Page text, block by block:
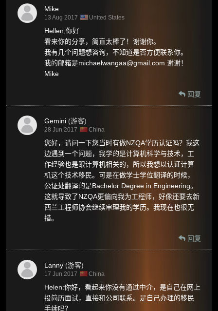
Mike
13 Aug 2017 United States
Hellen,你好
看来你的分享，简直太棒了！谢谢你。
我有几个问题想咨询，不知道是否方便联系你。
我的邮箱是michaelwangaa@gmail.com.谢谢！
Mike
回复
Gemini (游客)
28 Jun 2017 China
您好，请问一下您当时有做NZQA学历认证吗？我这
边遇到一个问题，我学的是计算机科学与技术，工
作经验也是跟计算机相关的，所以我想以认证计算
机这个技术移民。可是在做学士学位翻译的时候，
公证处翻译的是Bachelor Degree in Engineering。
这就导致了NZQA更偏向我为工程师，好像还要去新
西兰工程师协会继续审理我的学历。我现在也很无
措。
回复
Lanny (游客)
17 Jun 2017 China
Helen:你好，看起来你没有通过中介，是自己在网上
投简历面试，直接和公司联系。是自己办理的移民
手续吗？